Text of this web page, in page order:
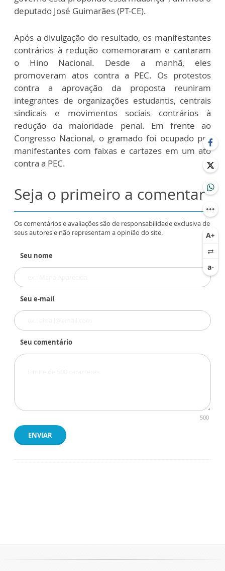
deputado José Guimarães (PT-CE).
Após a divulgação do resultado, os manifestantes
contrários à redução comemoraram e cantaram
o Hino Nacional. Desde a manhã, eles
promoveram atos contra a PEC. Os protestos
contra a aprovação da proposta reuniram
integrantes de organizações estudantis, centrais
sindicais e movimentos sociais contrários à
redução da maioridade penal. Em frente ao
Congresso Nacional, o gramado foi ocupado por
manifestantes com faixas e cartazes em um ato
contra a PEC.
Seja o primeiro a comentar
Os comentários e avaliações são de responsabilidade exclusiva de
seus autores e não representam a opinião do site.
Seu nome
Seu e-mail
Seu comentário
500
ENVIAR